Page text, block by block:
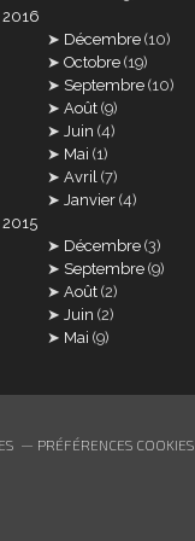
2016
Décembre (10)
Octobre (19)
Septembre (10)
Août (9)
Juin (4)
Mai (1)
Avril (7)
Janvier (4)
2015
Décembre (3)
Septembre (9)
Août (2)
Juin (2)
Mai (9)
PRÉFÉRENCES COOKIES